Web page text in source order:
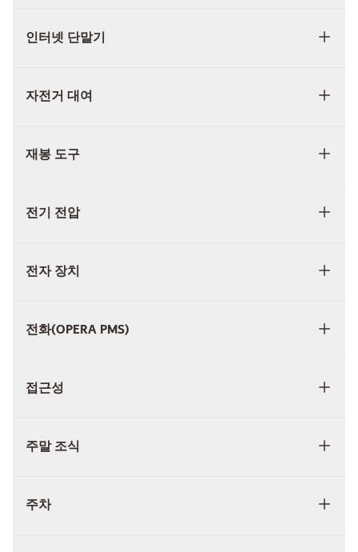
인터넷 단말기
자전거 대여
재봉 도구
전기 전압
전자 장치
전화(OPERA PMS)
접근성
주말 조식
주차